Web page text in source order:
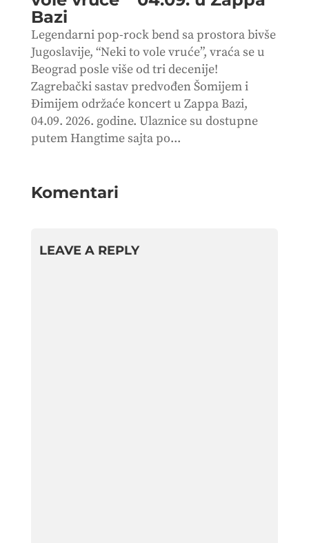
Bazi
Legendarni pop-rock bend sa prostora bivše
Jugoslavije, “Neki to vole vruće”, vraća se u
Beograd posle više od tri decenije!
Zagrebački sastav predvođen Šomijem i
Đimijem održaće koncert u Zappa Bazi,
04.09. 2026. godine. Ulaznice su dostupne
putem Hangtime sajta po...
Komentari
LEAVE A REPLY